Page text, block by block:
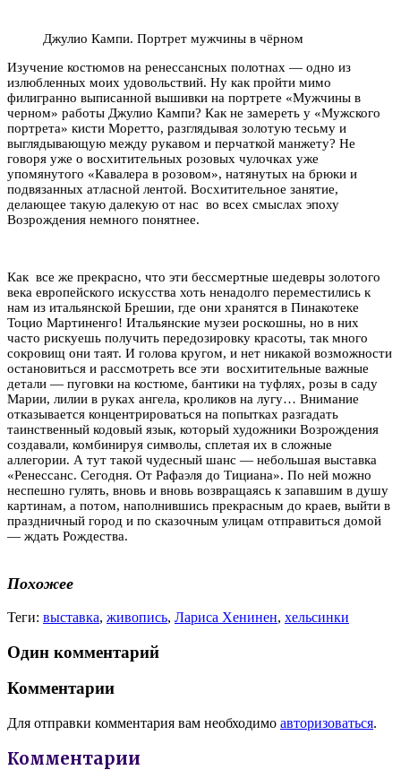
Джулио Кампи. Портрет мужчины в чёрном
Изучение костюмов на ренессансных полотнах — одно из
излюбленных моих удовольствий. Ну как пройти мимо
филигранно выписанной вышивки на портрете «Мужчины в
черном» работы Джулио Кампи? Как не замереть у «Мужского
портрета» кисти Моретто, разглядывая золотую тесьму и
выглядывающую между рукавом и перчаткой манжету? Не
говоря уже о восхитительных розовых чулочках уже
упомянутого «Кавалера в розовом», натянутых на брюки и
подвязанных атласной лентой. Восхитительное занятие,
делающее такую далекую от нас во всех смыслах эпоху
Возрождения немного понятнее.
Как все же прекрасно, что эти бессмертные шедевры золотого
века европейского искусства хоть ненадолго переместились к
нам из итальянской Брешии, где они хранятся в Пинакотеке
Тоцио Мартиненго! Итальянские музеи роскошны, но в них
часто рискуешь получить передозировку красоты, так много
сокровищ они таят. И голова кругом, и нет никакой возможности
остановиться и рассмотреть все эти восхитительные важные
детали — пуговки на костюме, бантики на туфлях, розы в саду
Марии, лилии в руках ангела, кроликов на лугу… Внимание
отказывается концентрироваться на попытках разгадать
таинственный кодовый язык, который художники Возрождения
создавали, комбинируя символы, сплетая их в сложные
аллегории. А тут такой чудесный шанс — небольшая выставка
«Ренессанс. Сегодня. От Рафаэля до Тициана». По ней можно
неспешно гулять, вновь и вновь возвращаясь к запавшим в душу
картинам, а потом, наполнившись прекрасным до краев, выйти в
праздничный город и по сказочным улицам отправиться домой
— ждать Рождества.
Похожее
Теги: выставка, живопись, Лариса Хенинен, хельсинки
Один комментарий
Комментарии
Для отправки комментария вам необходимо авторизоваться.
Комментарии